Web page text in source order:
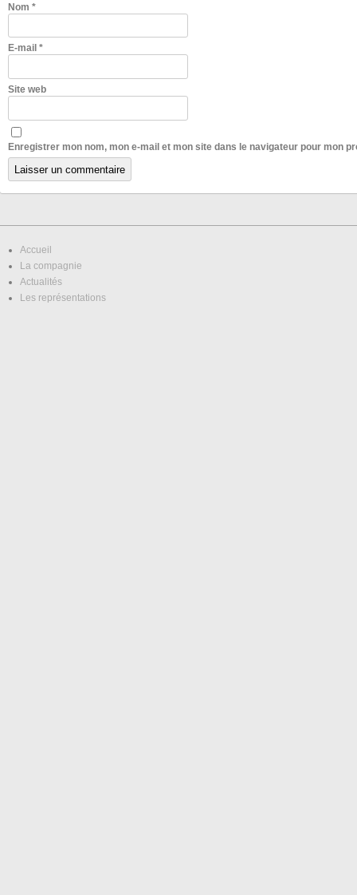
Nom *
E-mail *
Site web
Enregistrer mon nom, mon e-mail et mon site dans le navigateur pour mon
Accueil
La compagnie
Actualités
Les représentations